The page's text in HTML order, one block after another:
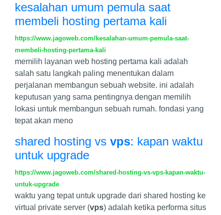
kesalahan umum pemula saat
membeli hosting pertama kali
https://www.jagoweb.com/kesalahan-umum-pemula-saat-
membeli-hosting-pertama-kali
memilih layanan web hosting pertama kali adalah
salah satu langkah paling menentukan dalam
perjalanan membangun sebuah website. ini adalah
keputusan yang sama pentingnya dengan memilih
lokasi untuk membangun sebuah rumah. fondasi yang
tepat akan meno
shared hosting vs vps: kapan waktu
untuk upgrade
https://www.jagoweb.com/shared-hosting-vs-vps-kapan-waktu-
untuk-upgrade
waktu yang tepat untuk upgrade dari shared hosting ke
virtual private server (vps) adalah ketika performa situs